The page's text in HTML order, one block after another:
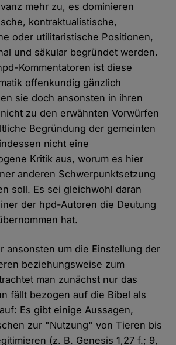
mehr zu, es dominieren
kontraktualistische,
oder utilitaristische Positionen,
und säkular begründet werden.
Kommentatoren ist diese
offenkundig gänzlich
sie doch ansonsten in ihren
zu den erwähnten Vorwürfen
Begründung der gemeinten
nicht eine
Kritik aus, worum es hier
anderen Schwerpunktsetzung
soll. Es sei gleichwohl daran
der hpd-Autoren die Deutung
hat.
ansonsten um die Einstellung der
beziehungsweise zum
man zunächst nur das
fällt bezogen auf die Bibel als
Es gibt einige Aussagen,
zur "Nutzung" von Tieren bis
(z. B. Genesis 1,27 f.; 9,